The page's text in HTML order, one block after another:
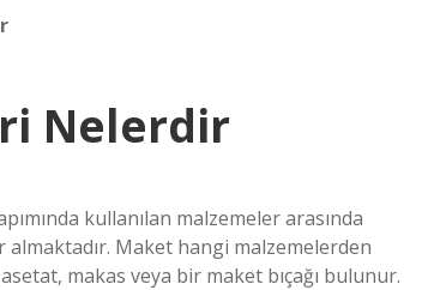
Nelerdir
kullanılan malzemeler arasında
Maket hangi malzemelerden
makas veya bir maket bıçağı bulunur.